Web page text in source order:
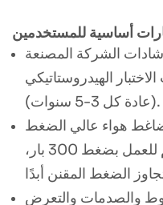
أساسية للمستخدمين
الشركة المصنعة
الهيدروستاتيكي
(عادة كل 3-5 سنوات).
هواء عالي الضغط
متوافق ونظيف ومنظم، مصمم للعمل بضغط 300 بار،
والصدمات والتعرض